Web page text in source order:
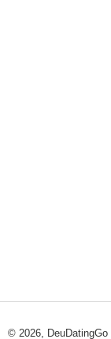
© 2026, DeuDatingGo |